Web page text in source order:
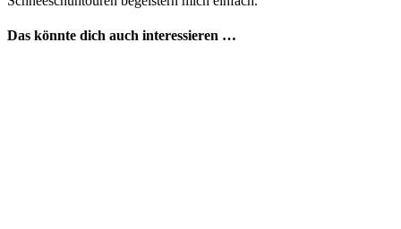
Das könnte dich auch interessieren …